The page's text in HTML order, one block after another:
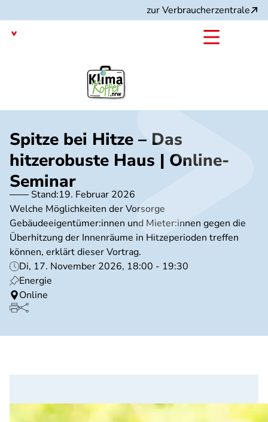
zum
Inhalt
zur Verbraucherzentrale
Spitze bei Hitze – Das
hitzerobuste Haus | Online-
Seminar
Stand:19. Februar 2026
Welche Möglichkeiten der Vorsorge
Gebäudeeigentümer:innen und Mieter:innen gegen die
Überhitzung der Innenräume in Hitzeperioden treffen
können, erklärt dieser Vortrag.
Di, 17. November 2026, 18:00 - 19:30
Energie
Online